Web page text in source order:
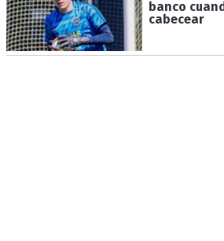
banco
cabecear